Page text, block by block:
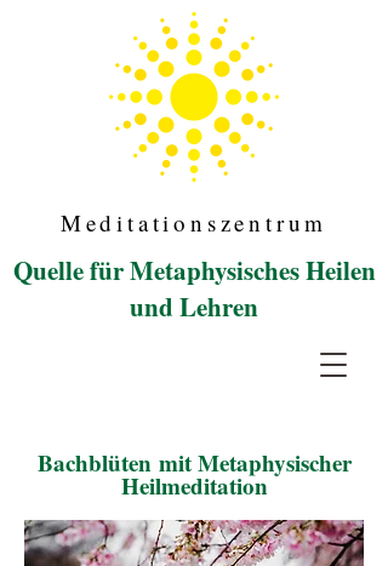
Quelle für Metaphysisches Heilen
und Lehren
Meditationszentrum
Bachblüten mit Metaphysischer
Heilmeditation